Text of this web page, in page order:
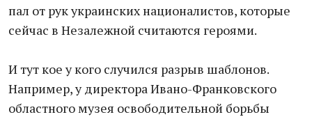
пал от рук украинских националистов, которые
сейчас в Незалежной считаются героями.
И тут кое у кого случился разрыв шаблонов.
Например, у директора Ивано-Франковского
областного музея освободительной борьбы